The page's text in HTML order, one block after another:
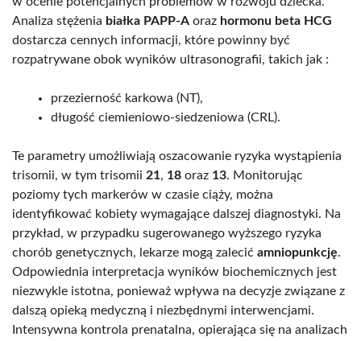
Analiza stężenia białka PAPP-A oraz hormonu beta HCG
dostarcza cennych informacji, które powinny być
rozpatrywane obok wyników ultrasonografii, takich jak :
przezierność karkowa (NT),
długość ciemieniowo-siedzeniowa (CRL).
Te parametry umożliwiają oszacowanie ryzyka wystąpienia
trisomii, w tym trisomii 21, 18 oraz 13. Monitorując
poziomy tych markerów w czasie ciąży, można
identyfikować kobiety wymagające dalszej diagnostyki. Na
przykład, w przypadku sugerowanego wyższego ryzyka
chorób genetycznych, lekarze mogą zalecić amniopunkcję.
Odpowiednia interpretacja wyników biochemicznych jest
niezwykle istotna, ponieważ wpływa na decyzje związane z
dalszą opieką medyczną i niezbędnymi interwencjami.
Intensywna kontrola prenatalna, opierająca się na analizach